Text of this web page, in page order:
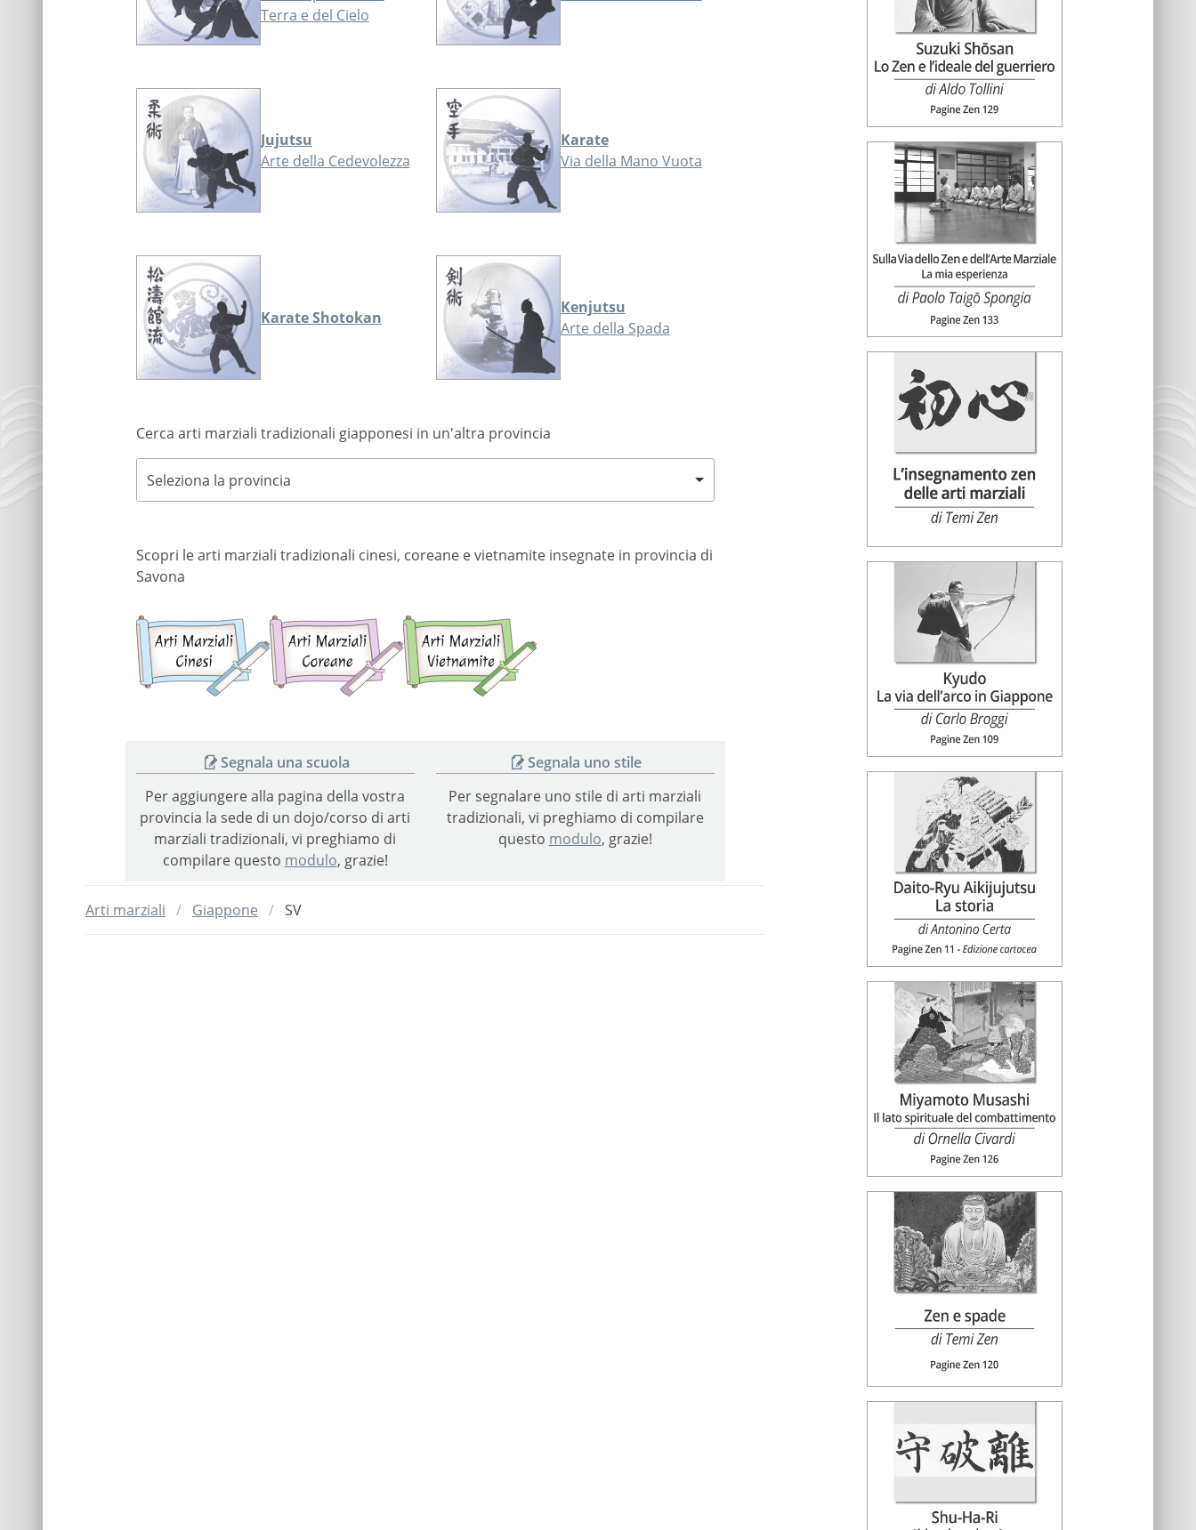
Terra e del Cielo
Jujutsu
Arte della Cedevolezza
Karate
Via della Mano Vuota
Karate Shotokan
Kenjutsu
Arte della Spada
Cerca arti marziali tradizionali giapponesi in un'altra provincia
Seleziona la provincia
Scopri le arti marziali tradizionali cinesi, coreane e vietnamite insegnate in provincia di
Savona
Arti
marziali
cinesi
Arti
marziali
coreane
marziali
Segnala una scuola
Per aggiungere alla pagina della vostra
provincia la sede di un dojo/corso di arti
marziali tradizionali, vi preghiamo di
compilare questo modulo, grazie!
Segnala uno stile
Per segnalare uno stile di arti marziali
tradizionali, vi preghiamo di compilare
questo modulo, grazie!
Arti marziali Giappone SV